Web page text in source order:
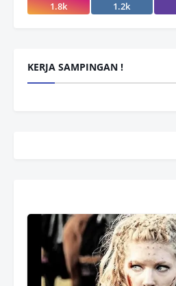
1.8k 1.2k
KERJA SAMPINGAN !